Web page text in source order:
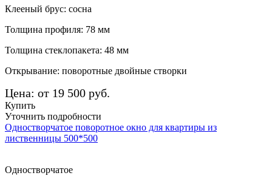
Клееный брус: сосна
Толщина профиля: 78 мм
Толщина стеклопакета: 48 мм
Открывание: поворотные двойные створки
Цена: от 19 500 руб.
Купить
Уточнить подробности
Одностворчатое поворотное окно для квартиры из
лиственницы 500*500
Одностворчатое